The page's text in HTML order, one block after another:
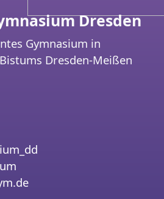
Dresden
Gymnasium in
Dresden-Meißen